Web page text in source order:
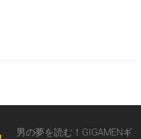
男の夢を読む！GIGAMENギ